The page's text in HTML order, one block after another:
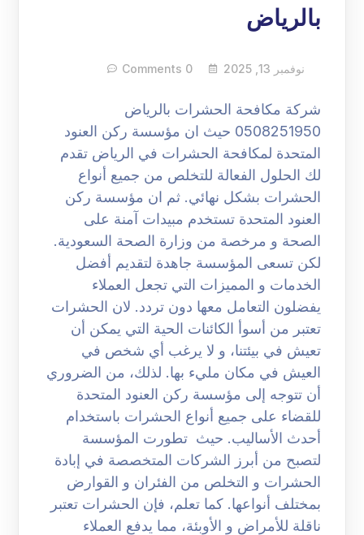
بالرياض
نوفمبر 13, 2025 0 Comments
شركة مكافحة الحشرات بالرياض
0508251950 حيث ان مؤسسة ركن العنود
المتحدة لمكافحة الحشرات في الرياض تقدم
لك الحلول الفعالة للتخلص من جميع أنواع
الحشرات بشكل نهائي. ثم ان مؤسسة ركن
العنود المتحدة تستخدم مبيدات آمنة على
الصحة و مرخصة من وزارة الصحة السعودية.
لكن تسعى المؤسسة جاهدة لتقديم أفضل
الخدمات و المميزات التي تجعل العملاء
يفضلون التعامل معها دون تردد. لان الحشرات
تعتبر من أسوأ الكائنات الحية التي يمكن أن
تعيش في بيئتنا، و لا يرغب أي شخص في
العيش في مكان مليء بها. لذلك، من الضروري
أن تتوجه إلى مؤسسة ركن العنود المتحدة
للقضاء على جميع أنواع الحشرات باستخدام
أحدث الأساليب. حيث تطورت المؤسسة
لتصبح من أبرز الشركات المتخصصة في إبادة
الحشرات و التخلص من الفئران و القوارض
بمختلف أنواعها. كما تعلم، فإن الحشرات تعتبر
ناقلة للأمراض و الأوبئة، مما يدفع العملاء